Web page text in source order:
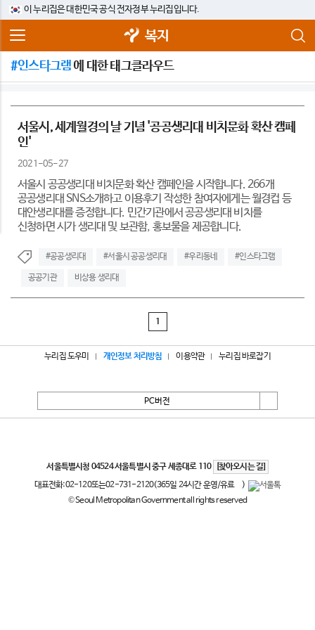
이 누리집은 대한민국 공식 전자정부 누리집입니다.
복지
#인스타그램 에 대한 태그클라우드
서울시, 세계월경의 날 기념 '공공생리대 비치문화 확산 캠페
인'
2021-05-27
서울시 공공생리대 비치문화 확산 캠페인을 시작합니다. 266개
공공생리대 SNS소개하고 이용후기 작성한 참여자에게는 월경컵 등
대안생리대를 증정합니다. 민간기관에서 공공생리대 비치를
신청하면 시가 생리대 및 보관함, 홍보물을 제공합니다.
#공공생리대 #서울시 공공생리대 #우리동네 #인스타그램
공공기관 비상용 생리대
1
누리집 도우미 개인정보 처리방침 이용약관 누리집 바로잡기
PC버전
서울특별시청 04524 서울특별시 중구 세종대로 110
[찾아오시는 길]
대표전화:02-120또는02-731-2120(365일 24시간 운영/유료
)
© Seoul Metropolitan Government all rights reserved